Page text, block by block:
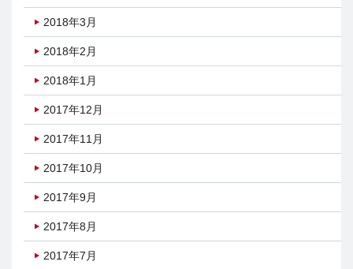
2018年3月
2018年2月
2018年1月
2017年12月
2017年11月
2017年10月
2017年9月
2017年8月
2017年7月